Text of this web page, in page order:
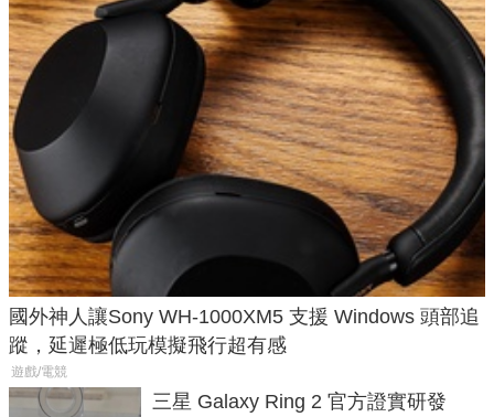
國外神人讓Sony WH-1000XM5 支援 Windows 頭部追
蹤，延遲極低玩模擬飛行超有感
遊戲/電競
三星 Galaxy Ring 2 官方證實研發